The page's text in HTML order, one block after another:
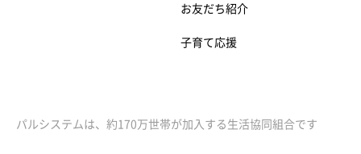
お友だち紹介
子育て応援
パルシステムは、約170万世帯が加入する生活協同組合です